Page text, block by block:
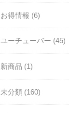
お得情報 (6)
ユーチューバー (45)
新商品 (1)
未分類 (160)